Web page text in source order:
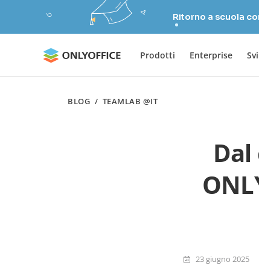
Ritorno a scuola
Prodotti Enterprise
BLOG / TEAMLAB @IT
23 giugno 2025